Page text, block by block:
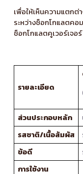
เพื่อให้เห็นความแตกต่
ระหว่างช็อกโกแลตค
ช็อกโกแลตคูเวอร์เจอ
รายละเอียด
ส่วนประกอบหลัก
รสชาติ/เนื้อสัมผัส
ข้อดี
การใช้งาน